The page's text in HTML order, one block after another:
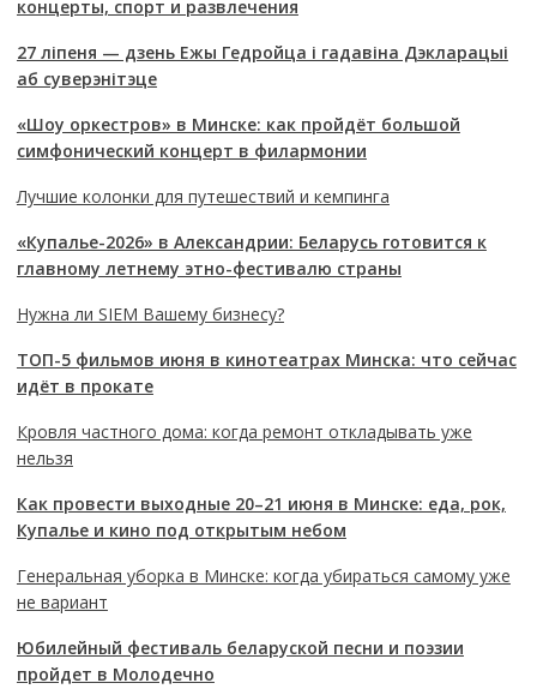
концерты, спорт и развлечения
27 ліпеня — дзень Ежы Гедройца і гадавіна Дэкларацыі
аб суверэнітэце
«Шоу оркестров» в Минске: как пройдёт большой
симфонический концерт в филармонии
Лучшие колонки для путешествий и кемпинга
«Купалье-2026» в Александрии: Беларусь готовится к
главному летнему этно-фестивалю страны
Нужна ли SIEM Вашему бизнесу?
ТОП-5 фильмов июня в кинотеатрах Минска: что сейчас
идёт в прокате
Кровля частного дома: когда ремонт откладывать уже
нельзя
Как провести выходные 20–21 июня в Минске: еда, рок,
Купалье и кино под открытым небом
Генеральная уборка в Минске: когда убираться самому уже
не вариант
Юбилейный фестиваль беларуской песни и поэзии
пройдет в Молодечно